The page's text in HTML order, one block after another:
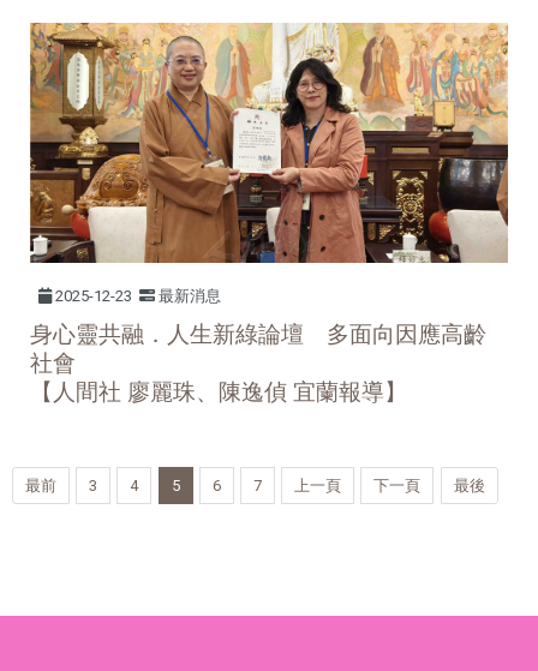
2025-12-23 最新消息
身心靈共融．人生新綠論壇 多面向因應高齡
社會
【人間社 廖麗珠、陳逸偵 宜蘭報導】
最前 3 4 5 6 7 上一頁 下一頁 最後